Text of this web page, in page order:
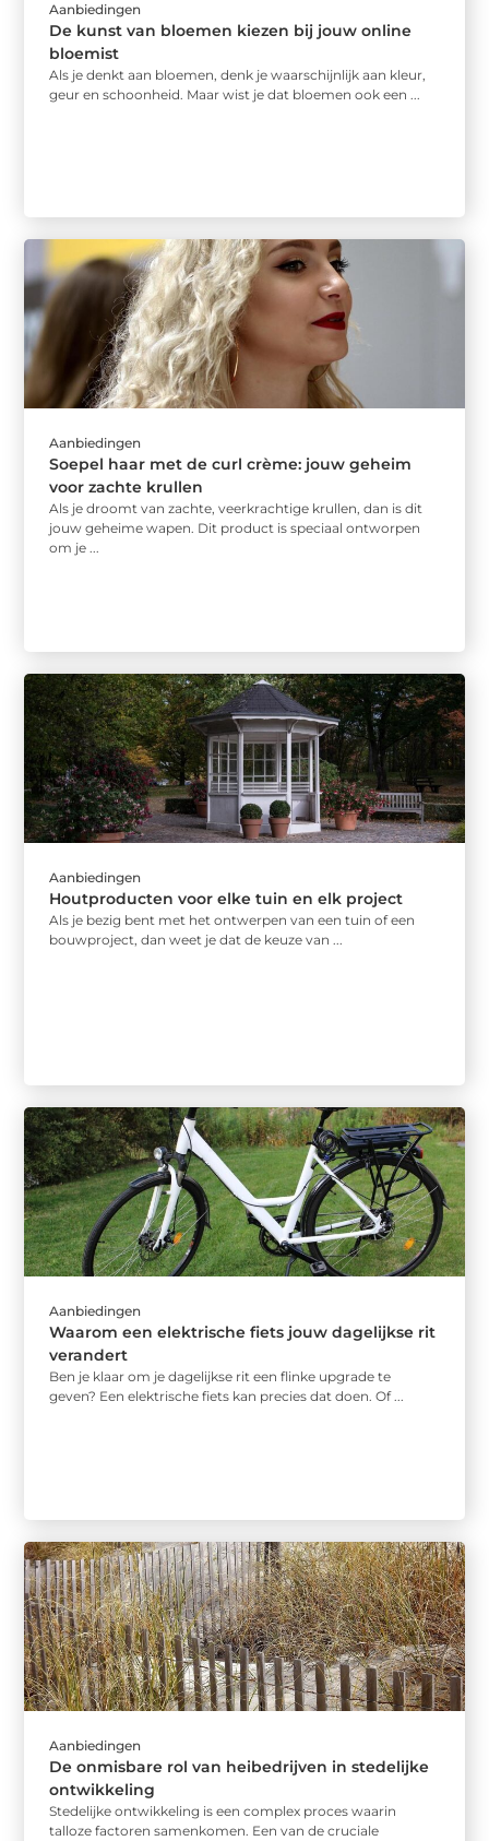
Aanbiedingen
De kunst van bloemen kiezen bij jouw online
bloemist
Als je denkt aan bloemen, denk je waarschijnlijk aan kleur,
geur en schoonheid. Maar wist je dat bloemen ook een ...
Aanbiedingen
Soepel haar met de curl crème: jouw geheim
voor zachte krullen
Als je droomt van zachte, veerkrachtige krullen, dan is dit
jouw geheime wapen. Dit product is speciaal ontworpen
om je ...
Aanbiedingen
Houtproducten voor elke tuin en elk project
Als je bezig bent met het ontwerpen van een tuin of een
bouwproject, dan weet je dat de keuze van ...
Aanbiedingen
Waarom een elektrische fiets jouw dagelijkse rit
verandert
Ben je klaar om je dagelijkse rit een flinke upgrade te
geven? Een elektrische fiets kan precies dat doen. Of ...
Aanbiedingen
De onmisbare rol van heibedrijven in stedelijke
ontwikkeling
Stedelijke ontwikkeling is een complex proces waarin
talloze factoren samenkomen. Een van de cruciale